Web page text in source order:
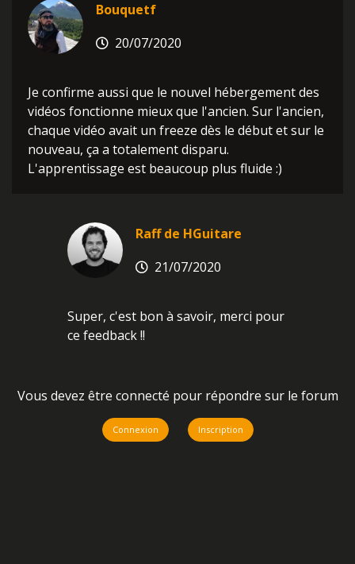
Bouquetf
20/07/2020
Je confirme aussi que le nouvel hébergement des
vidéos fonctionne mieux que l'ancien. Sur l'ancien,
chaque vidéo avait un freeze dès le début et sur le
nouveau, ça a totalement disparu.
L'apprentissage est beaucoup plus fluide :)
Raff de HGuitare
21/07/2020
Super, c'est bon à savoir, merci pour
ce feedback !!
Vous devez être connecté pour répondre sur le forum
Connexion Inscription